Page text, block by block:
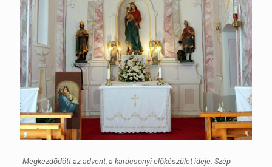
Megkezdődött az advent, a karácsonyi előkészület ideje. Szép